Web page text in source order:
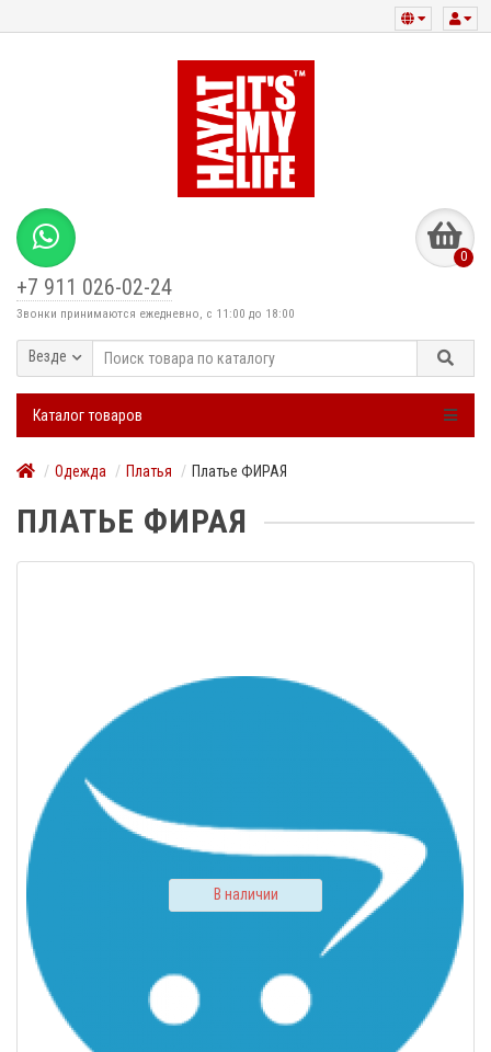
+7 911 026-02-24
Звонки принимаются ежедневно, с 11:00 до 18:00
0
Везде
Каталог товаров
Одежда Платья Платье ФИРАЯ
ПЛАТЬЕ ФИРАЯ
В наличии